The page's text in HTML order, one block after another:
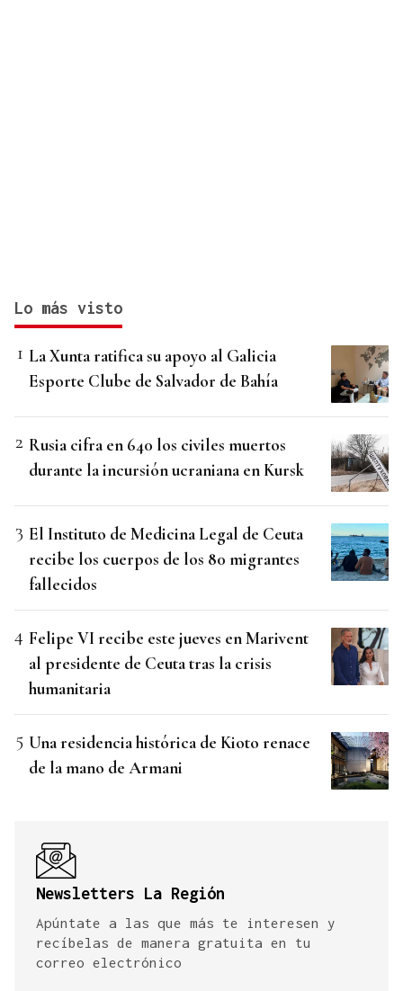
Lo más visto
La Xunta ratifica su apoyo al Galicia
Esporte Clube de Salvador de Bahía
Rusia cifra en 640 los civiles muertos
durante la incursión ucraniana en Kursk
El Instituto de Medicina Legal de Ceuta
recibe los cuerpos de los 80 migrantes
fallecidos
Felipe VI recibe este jueves en Marivent
al presidente de Ceuta tras la crisis
humanitaria
Una residencia histórica de Kioto renace
de la mano de Armani
Newsletters La Región
Apúntate a las que más te interesen y
recíbelas de manera gratuita en tu
correo electrónico